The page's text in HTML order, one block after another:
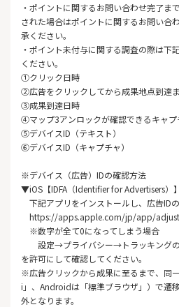
・ポイントに関するお問い合わせ完了ま
された場合はポイントに関するお問い合
承ください。
・ポイント未付与に関する調査の際は下
ください。
①クリック日時
②広告をクリックしてから成果地点到達
③成果到達日時
④マップ3アンロックが確認できるキャプ
⑤デバイスID（テキスト）
⑥デバイスID（キャプチャ）
※デバイス（広告）IDの確認方法
▼iOS【IDFA（Identifier for Advertisers）】
下記アプリをインストールし、広告ID
https://apps.apple.com/jp/app/
※数字が全て0になってしまう場合
設定→プライバシー→トラッキングの
を許可にして確認してください。
※広告クリックから成果に至るまで、同
i」、Androidは「標準ブラウザ」）で遷
外となります。